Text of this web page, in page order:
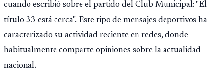
cuando escribió sobre el partido del Club Municipal: "El
título 33 está cerca". Este tipo de mensajes deportivos ha
caracterizado su actividad reciente en redes, donde
habitualmente comparte opiniones sobre la actualidad
nacional.